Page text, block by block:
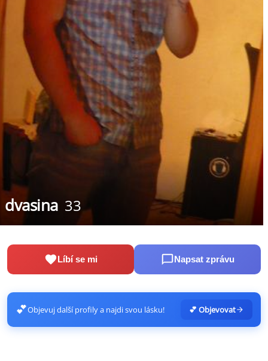
dvasina 33
Líbí se mi Napsat zprávu
💕Objevuj další profily a najdi svou lásku! 💕 Objevovat